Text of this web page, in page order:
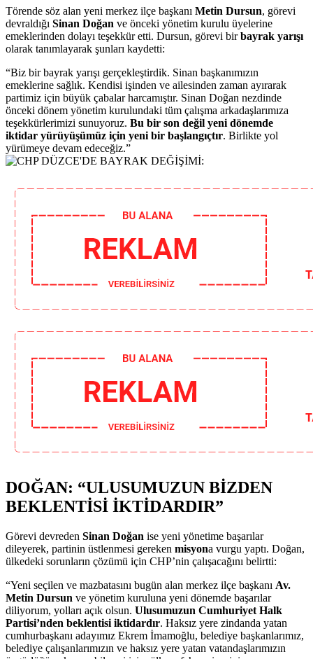
Törende söz alan yeni merkez ilçe başkanı Metin Dursun, görevi
devraldığı Sinan Doğan ve önceki yönetim kurulu üyelerine
emeklerinden dolayı teşekkür etti. Dursun, görevi birbayrak yarışı
olarak tanımlayarak şunları kaydetti:
“Biz bir bayrak yarışı gerçekleştirdik. Sinan başkanımızın
emeklerine sağlık. Kendisi işinden ve ailesinden zaman ayırarak
partimiz için büyük çabalar harcamıştır. Sinan Doğan nezdinde
önceki dönem yönetim kurulundaki tüm çalışma arkadaşlarımıza
teşekkürlerimizi sunuyoruz. Bu bir son değil yeni dönemde
iktidar yürüyüşümüz için yeni bir başlangıçtır. Birlikte yol
yürümeye devam edeceğiz.”
DOĞAN: “ULUSUMUZUN BİZDEN
BEKLENTİSİ İKTİDARDIR”
Görevi devreden Sinan Doğan ise yeni yönetime başarılar
dileyerek, partinin üstlenmesi gereken misyona vurgu yaptı. Doğan,
ülkedeki sorunların çözümü için CHP’nin çalışacağını belirtti:
“Yeni seçilen ve mazbatasını bugün alan merkez ilçe başkanı Av.
Metin Dursun ve yönetim kuruluna yeni dönemde başarılar
diliyorum, yolları açık olsun. Ulusumuzun Cumhuriyet Halk
Partisi’nden beklentisi iktidardır. Haksız yere zindanda yatan
cumhurbaşkanı adayımız Ekrem İmamoğlu, belediye başkanlarımız,
belediye çalışanlarımızın ve haksız yere yatan vatandaşlarımızın